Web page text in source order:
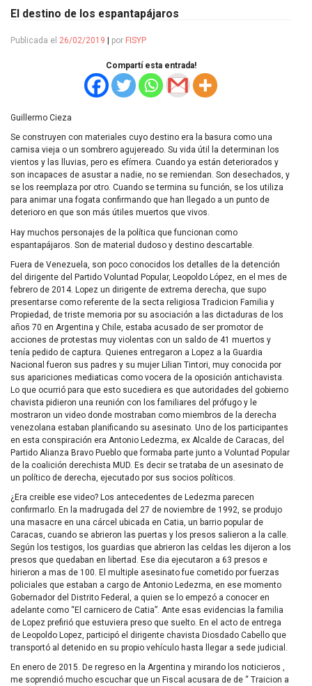
El destino de los espantapájaros
Publicada el 26/02/2019 por FISYP
Compartí esta entrada!
Guillermo Cieza
Se construyen con materiales cuyo destino era la basura como una
camisa vieja o un sombrero agujereado. Su vida útil la determinan los
vientos y las lluvias, pero es efímera. Cuando ya están deteriorados y
son incapaces de asustar a nadie, no se remiendan. Son desechados, y
se los reemplaza por otro. Cuando se termina su función, se los utiliza
para animar una fogata confirmando que han llegado a un punto de
deterioro en que son más útiles muertos que vivos.
Hay muchos personajes de la política que funcionan como
espantapájaros. Son de material dudoso y destino descartable.
Fuera de Venezuela, son poco conocidos los detalles de la detención
del dirigente del Partido Voluntad Popular, Leopoldo López, en el mes de
febrero de 2014. Lopez un dirigente de extrema derecha, que supo
presentarse como referente de la secta religiosa Tradicion Familia y
Propiedad, de triste memoria por su asociación a las dictaduras de los
años 70 en Argentina y Chile, estaba acusado de ser promotor de
acciones de protestas muy violentas con un saldo de 41 muertos y
tenía pedido de captura. Quienes entregaron a Lopez a la Guardia
Nacional fueron sus padres y su mujer Lilian Tintori, muy conocida por
sus apariciones mediaticas como vocera de la oposición antichavista.
Lo que ocurrió para que esto sucediera es que autoridades del gobierno
chavista pidieron una reunión con los familiares del prófugo y le
mostraron un video donde mostraban como miembros de la derecha
venezolana estaban planificando su asesinato. Uno de los participantes
en esta conspiración era Antonio Ledezma, ex Alcalde de Caracas, del
Partido Alianza Bravo Pueblo que formaba parte junto a Voluntad Popular
de la coalición derechista MUD. Es decir se trataba de un asesinato de
un político de derecha, ejecutado por sus socios políticos.
¿Era creible ese video? Los antecedentes de Ledezma parecen
confirmarlo. En la madrugada del 27 de noviembre de 1992, se produjo
una masacre en una cárcel ubicada en Catia, un barrio popular de
Caracas, cuando se abrieron las puertas y los presos salieron a la calle.
Según los testigos, los guardias que abrieron las celdas les dijeron a los
presos que quedaban en libertad. Ese dia ejecutaron a 63 presos e
hirieron a mas de 100. El multiple asesinato fue cometido por fuerzas
policiales que estaban a cargo de Antonio Ledezma, en ese momento
Gobernador del Distrito Federal, a quien se lo empezó a conocer en
adelante como “El carnicero de Catia”. Ante esas evidencias la familia
de Lopez prefirió que estuviera preso que suelto. En el acto de entrega
de Leopoldo Lopez, participó el dirigente chavista Diosdado Cabello que
transportó al detenido en su propio vehículo hasta llegar a sede judicial.
En enero de 2015. De regreso en la Argentina y mirando los noticieros ,
me soprendió mucho escuchar que un Fiscal acusara de de “ Traicion a